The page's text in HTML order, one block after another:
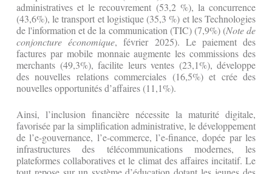
administratives et le recouvrement (53,2 %), la concurrence
(43,6%), le transport et logistique (35,3 %) et les Technologies
de l'information et de la communication (TIC) (7,9%) (Note de
conjoncture économique, février 2025). Le paiement des
factures par mobile monnaie augmente les commissions des
merchants (49,3%), facilite leurs ventes (23,1%), développe
des nouvelles relations commerciales (16,5%) et crée des
nouvelles opportunités d’affaires (11,1%).
Ainsi, l’inclusion financière nécessite la maturité digitale,
favorisée par la simplification administrative, le développement
de l’e-gouvernance, l’e-commerce, l’e-finance, dopée par les
infrastructures des télécommunications modernes, les
plateformes collaboratives et le climat des affaires incitatif. Le